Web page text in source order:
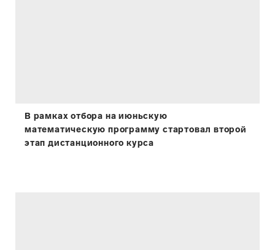
В рамках отбора на июньскую
математическую программу стартовал второй
этап дистанционного курса